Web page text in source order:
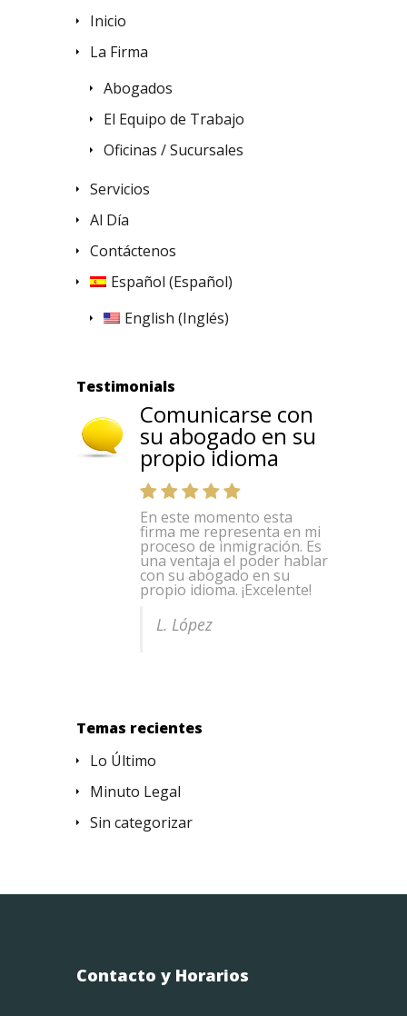
Inicio
La Firma
Abogados
El Equipo de Trabajo
Oficinas / Sucursales
Servicios
Al Día
Contáctenos
Español (Español)
English (Inglés)
Testimonials
Comunicarse con
su abogado en su
propio idioma
En este momento esta
firma me representa en mi
proceso de inmigración. Es
una ventaja el poder hablar
con su abogado en su
propio idioma. ¡Excelente!
L. López
Todo el personal
de la oficina es
bilingüe
Con un personal
totalmente bilingüe, usted
está seguro de que su caso
se transmitirá fácilmente.
La buena comunicación
está garantizada.
J. Torres
Temas recientes
Lo Último
Minuto Legal
Sin categorizar
Contacto y Horarios